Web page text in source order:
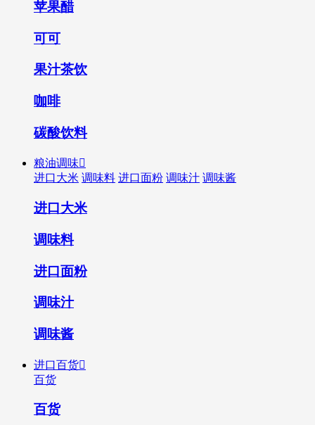
苹果醋
可可
果汁茶饮
咖啡
碳酸饮料
粮油调味
进口大米 调味料 进口面粉 调味汁 调味酱
进口大米
调味料
进口面粉
调味汁
调味酱
进口百货
百货
百货